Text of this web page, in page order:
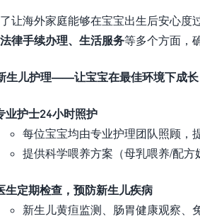
让海外家庭能够在宝宝出生后安心度
律手续办理、生活服务等多个方面，
生儿护理——让宝宝在最佳环境下成长
业护士24小时照护
每位宝宝均由专业护理团队照顾，
提供科学喂养方案（母乳喂养/配方
生定期检查，预防新生儿疾病
新生儿黄疸监测、肠胃健康观察、